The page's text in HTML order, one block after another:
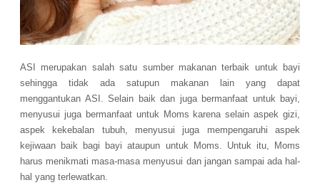
ASI merupakan salah satu sumber makanan terbaik untuk bayi
sehingga tidak ada satupun makanan lain yang dapat
menggantukan ASI. Selain baik dan juga bermanfaat untuk bayi,
menyusui juga bermanfaat untuk Moms karena selain aspek gizi,
aspek kekebalan tubuh, menyusui juga mempengaruhi aspek
kejiwaan baik bagi bayi ataupun untuk Moms. Untuk itu, Moms
harus menikmati masa-masa menyusui dan jangan sampai ada hal-
hal yang terlewatkan.